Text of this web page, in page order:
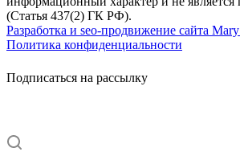
(Статья 437(2) ГК РФ).
Разработка и seo-продвижение сайта
Политика конфиденциальности
Подписаться на рассылку